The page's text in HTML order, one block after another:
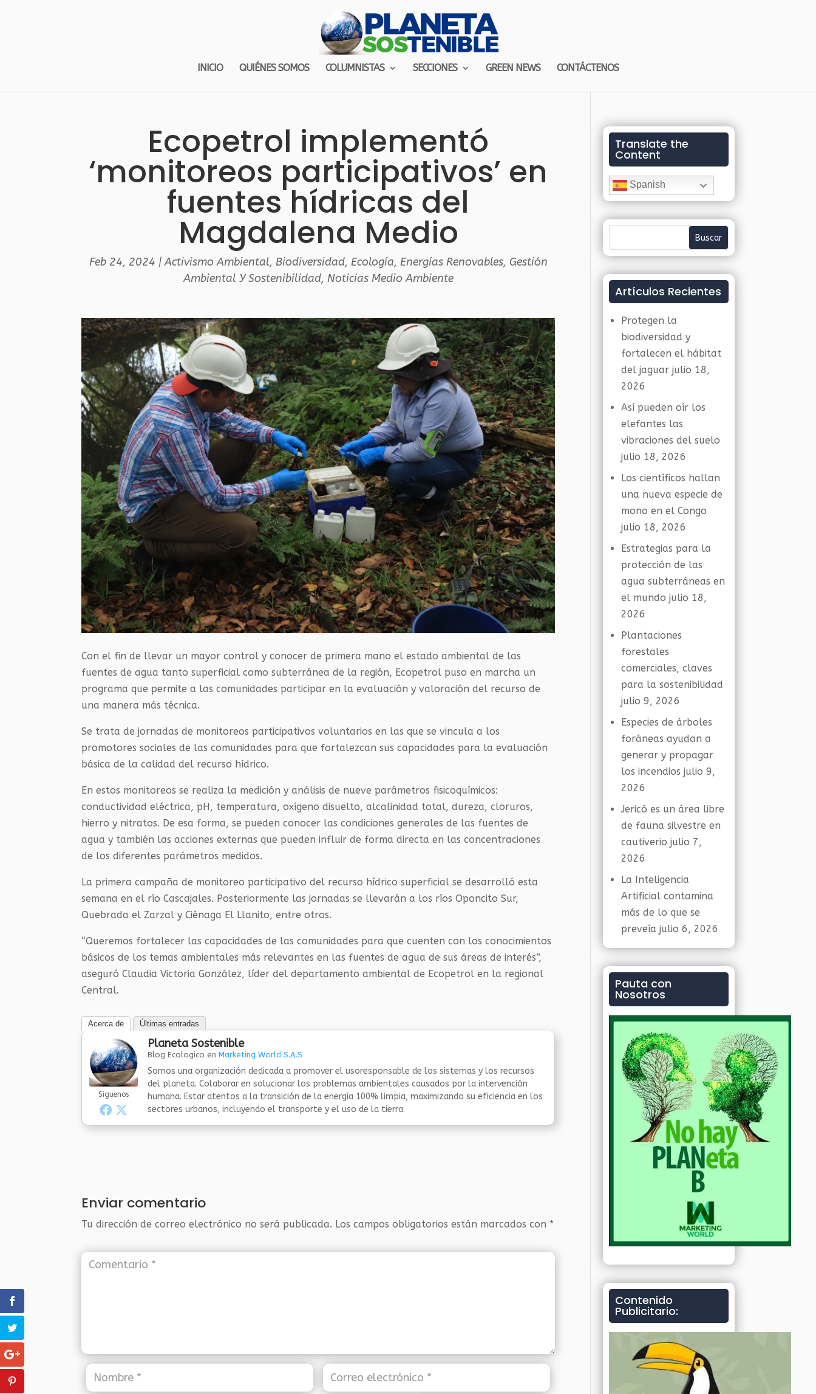
INICIO QUIÉNES SOMOS COLUMNISTAS SECCIONES GREEN NEWS CONTÁCTENOS
Ecopetrol implementó
‘monitoreos participativos’ en
fuentes hídricas del
Magdalena Medio
Feb 24, 2024 |Activismo Ambiental, Biodiversidad, Ecología, Energías Renovables, Gestión
Ambiental Y Sostenibilidad, Noticias Medio Ambiente
Con el fin de llevar un mayor control y conocer de primera mano el estado ambiental de las
fuentes de agua tanto superficial como subterránea de la región, Ecopetrol puso en marcha un
programa que permite a las comunidades participar en la evaluación y valoración del recurso de
una manera más técnica.
Se trata de jornadas de monitoreos participativos voluntarios en las que se vincula a los
promotores sociales de las comunidades para que fortalezcan sus capacidades para la evaluación
básica de la calidad del recurso hídrico.
En estos monitoreos se realiza la medición y análisis de nueve parámetros fisicoquímicos:
conductividad eléctrica, pH, temperatura, oxígeno disuelto, alcalinidad total, dureza, cloruros,
hierro y nitratos. De esa forma, se pueden conocer las condiciones generales de las fuentes de
agua y también las acciones externas que pueden influir de forma directa en las concentraciones
de los diferentes parámetros medidos.
La primera campaña de monitoreo participativo del recurso hídrico superficial se desarrolló esta
semana en el río Cascajales. Posteriormente las jornadas se llevarán a los ríos Oponcito Sur,
Quebrada el Zarzal y Ciénaga El Llanito, entre otros.
“Queremos fortalecer las capacidades de las comunidades para que cuenten con los conocimientos
básicos de los temas ambientales más relevantes en las fuentes de agua de sus áreas de interés”,
aseguró Claudia Victoria González, líder del departamento ambiental de Ecopetrol en la regional
Central.
Acerca de Últimas entradas
Síguenos
Planeta Sostenible
Blog Ecologico enMarketing World S.A.S
Somos una organización dedicada a promover el usoresponsable de los sistemas y los recursos
del planeta. Colaborar en solucionar los problemas ambientales causados por la intervención
humana. Estar atentos a la transición de la energía 100% limpia, maximizando su eficiencia en los
sectores urbanos, incluyendo el transporte y el uso de la tierra.
Enviar comentario
Tu dirección de correo electrónico no será publicada. Los campos obligatorios están marcados con *
Translate the
Content
Spanish
Artículos Recientes
Protegen la
biodiversidad y
fortalecen el hábitat
del jaguar julio 18,
2026
Así pueden oír los
elefantes las
vibraciones del suelo
julio 18, 2026
Los científicos hallan
una nueva especie de
mono en el Congo
julio 18, 2026
Estrategias para la
protección de las
agua subterráneas en
el mundo julio 18,
2026
Plantaciones
forestales
comerciales, claves
para la sostenibilidad
julio 9, 2026
Especies de árboles
foráneas ayudan a
generar y propagar
los incendios julio 9,
2026
Jericó es un área libre
de fauna silvestre en
cautiverio julio 7,
2026
La Inteligencia
Artificial contamina
más de lo que se
preveía julio 6, 2026
Pauta con
Nosotros
Contenido
Publicitario: